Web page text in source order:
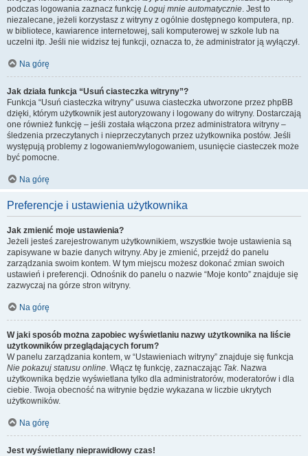
podczas logowania zaznacz funkcję Loguj mnie automatycznie. Jest to
niezalecane, jeżeli korzystasz z witryny z ogólnie dostępnego komputera, np.
w bibliotece, kawiarence internetowej, sali komputerowej w szkole lub na
uczelni itp. Jeśli nie widzisz tej funkcji, oznacza to, że administrator ją wyłączył.
Na górę
Jak działa funkcja “Usuń ciasteczka witryny”?
Funkcja “Usuń ciasteczka witryny” usuwa ciasteczka utworzone przez phpBB
dzięki, którym użytkownik jest autoryzowany i logowany do witryny. Dostarczają
one również funkcję – jeśli została włączona przez administratora witryny –
śledzenia przeczytanych i nieprzeczytanych przez użytkownika postów. Jeśli
występują problemy z logowaniem/wylogowaniem, usunięcie ciasteczek może
być pomocne.
Na górę
Preferencje i ustawienia użytkownika
Jak zmienić moje ustawienia?
Jeżeli jesteś zarejestrowanym użytkownikiem, wszystkie twoje ustawienia są
zapisywane w bazie danych witryny. Aby je zmienić, przejdź do panelu
zarządzania swoim kontem. W tym miejscu możesz dokonać zmian swoich
ustawień i preferencji. Odnośnik do panelu o nazwie “Moje konto” znajduje się
zazwyczaj na górze stron witryny.
Na górę
W jaki sposób można zapobiec wyświetlaniu nazwy użytkownika na liście
użytkowników przeglądających forum?
W panelu zarządzania kontem, w “Ustawieniach witryny” znajduje się funkcja
Nie pokazuj statusu online. Włącz tę funkcję, zaznaczając Tak. Nazwa
użytkownika będzie wyświetlana tylko dla administratorów, moderatorów i dla
ciebie. Twoja obecność na witrynie będzie wykazana w liczbie ukrytych
użytkowników.
Na górę
Jest wyświetlany nieprawidłowy czas!